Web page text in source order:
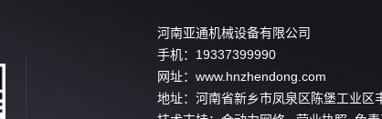
河南亚通机械设备有限公司
手机：19337399990
网址：www.hnzhendong.com
地址：河南省新乡市凤泉区陈堡工业区